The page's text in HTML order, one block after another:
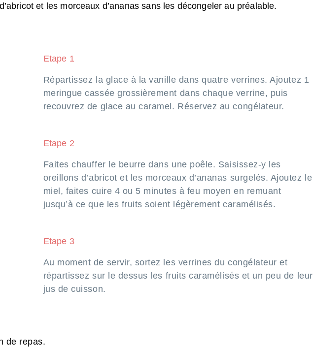
et les morceaux d’ananas sans les décongeler au préalable.
Etape 1
Répartissez la glace à la vanille dans quatre verrines. Ajoutez 1
meringue cassée grossièrement dans chaque verrine, puis
recouvrez de glace au caramel. Réservez au congélateur.
Etape 2
Faites chauffer le beurre dans une poêle. Saisissez-y les
oreillons d’abricot et les morceaux d’ananas surgelés. Ajoutez le
miel, faites cuire 4 ou 5 minutes à feu moyen en remuant
jusqu’à ce que les fruits soient légèrement caramélisés.
Etape 3
Au moment de servir, sortez les verrines du congélateur et
répartissez sur le dessus les fruits caramélisés et un peu de leur
jus de cuisson.
de repas.